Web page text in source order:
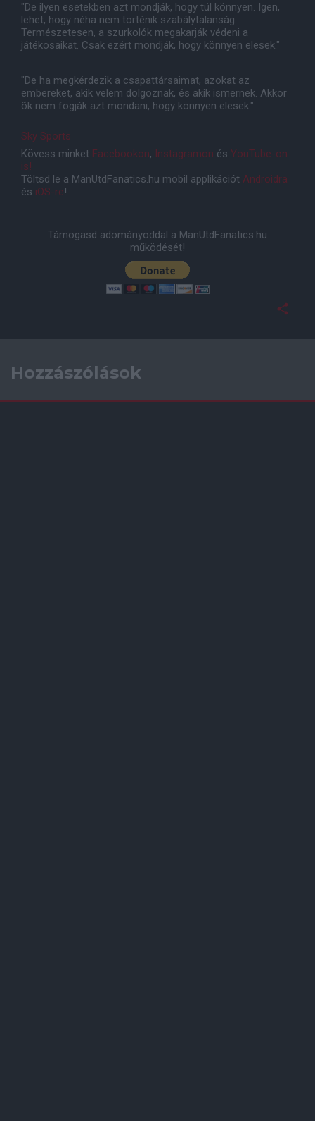
"De ilyen esetekben azt mondják, hogy túl könnyen. Igen,
lehet, hogy néha nem történik szabálytalanság.
Természetesen, a szurkolók megakarják védeni a
játékosaikat. Csak ezért mondják, hogy könnyen elesek."
"De ha megkérdezik a csapattársaimat, azokat az
embereket, akik velem dolgoznak, és akik ismernek. Akkor
õk nem fogják azt mondani, hogy könnyen elesek."
Sky Sports
Kövess minket Facebookon, Instagramon és YouTube-on
is!
Töltsd le a ManUtdFanatics.hu mobil applikációt Androidra
és iOS-re!
Támogasd adományoddal a ManUtdFanatics.hu
működését!
Hozzászólások